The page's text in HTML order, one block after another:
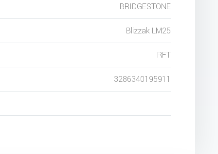
BRIDGESTONE
Blizzak LM25
RFT
3286340195911